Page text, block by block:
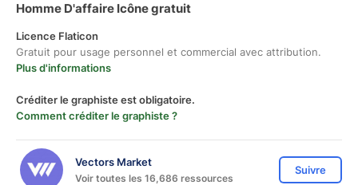
Homme D'affaire Icône gratuit
Licence Flaticon
Gratuit pour usage personnel et commercial avec attribution.
Plus d'informations
Créditer le graphiste est obligatoire.
Comment créditer le graphiste ?
Vectors Market
Voir toutes les 16,686 ressources
Suivre